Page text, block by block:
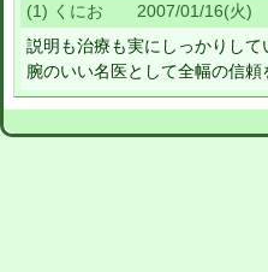
(1) くにお 2007/01/16(火)
説明も治療も実にしっかりして
腕のいい名医として全幅の信頼